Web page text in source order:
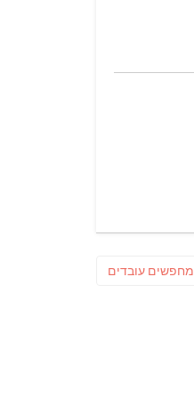
Previous
מחפשים עובדים